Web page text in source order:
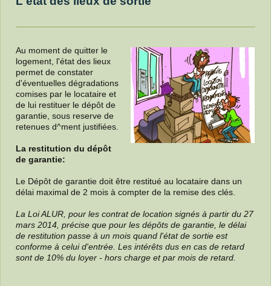
Au moment de quitter le
logement, l'état des lieux
permet de constater
d'éventuelles dégradations
comises par le locataire et
de lui restituer le dépôt de
garantie, sous reserve de
retenues d^ment justifiées.
La restitution du dépôt
de garantie:
Le Dépôt de garantie doit être restitué au locataire dans un
délai maximal de 2 mois à compter de la remise des clés.
La Loi ALUR, pour les contrat de location signés à partir du 27
mars 2014, précise que pour les dépôts de garantie, le délai
de restitution passe à un mois quand l'état de sortie est
conforme à celui d'entrée. Les intérêts dus en cas de retard
sont de 10% du loyer - hors charge et par mois de retard.